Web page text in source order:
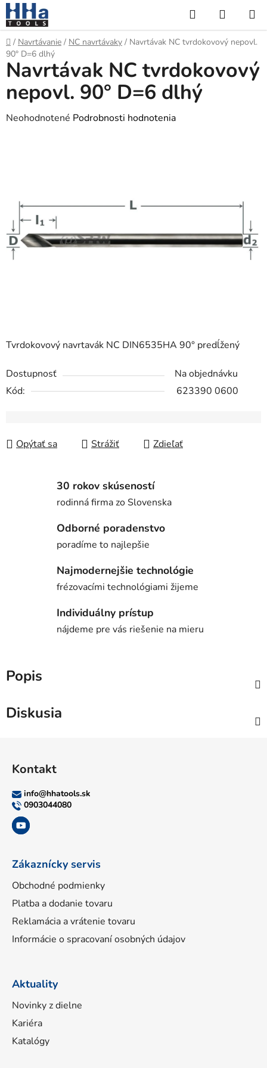
Prejsť
na
obsah
Hľadať
KOŠÍK
Domov
/ Navrtávanie / NC navrtávaky / Navrtávak NC tvrdokovový nepovl.
90° D=6 dlhý
Tvrdokovový navrtavák NC DIN6535HA 90° predĺžený
Dostupnosť
Na objednávku
Kód:
623390 0600
Opýtať sa Strážiť Zdieľať
Navrtávak NC tvrdokovový
nepovl. 90° D=6 dlhý
Priemerné
hviezdičiek.
Neohodnotené Podrobnosti hodnotenia
30 rokov skúseností
rodinná firma zo Slovenska
Odborné poradenstvo
poradíme to najlepšie
Najmodernejšie technológie
frézovacími technológiami žijeme
Individuálny prístup
nájdeme pre vás riešenie na mieru
Popis
Diskusia
Kontakt
info@hhatools.sk
0903044080
Zákaznícky servis
Obchodné podmienky
Platba a dodanie tovaru
Reklamácia a vrátenie tovaru
Informácie o spracovaní osobných údajov
Aktuality
Novinky z dielne
Kariéra
Katalógy